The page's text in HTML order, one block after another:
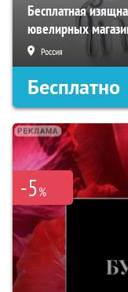
Бесплатная
ювелирных
Россия
Бесплатно
-5%